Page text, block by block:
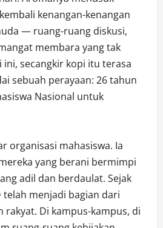
kenangan-kenangan
— ruang-ruang diskusi,
membara yang tak
secangkir kopi itu terasa
sebuah perayaan: 26 tahun
Nasional untuk
organisasi mahasiswa. Ia
yang berani bermimpi
adil dan berdaulat. Sejak
telah menjadi bagian dari
rakyat. Di kampus-kampus, di